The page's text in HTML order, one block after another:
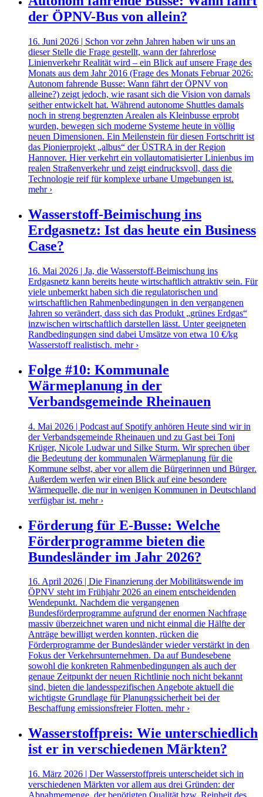
der ÖPNV-Bus von allein?
16. Juni 2026 | Schon vor zehn Jahren haben wir uns an
dieser Stelle die Frage gestellt, wann der fahrerlose
Linienverkehr Realität wird – ein Blick auf unsere Frage des
Monats aus dem Jahr 2016 (Frage des Monats Februar 2026:
Autonom fahrende Busse: Wann fährt der ÖPNV von
alleine?) zeigt jedoch, wie rasant sich die Vision von damals
seither entwickelt hat. Während autonome Shuttles damals
noch in streng begrenzten Arealen als Kleinbusse erprobt
wurden, bewegen sich moderne Systeme heute in völlig
neuen Dimensionen. Ein Meilenstein für diesen Fortschritt ist
das Pionierprojekt „albus“ der ÜSTRA in der Region
Hannover. Hier verkehrt ein vollautomatisierter Linienbus im
realen Straßenverkehr und zeigt eindrucksvoll, dass die
Technologie reif für komplexe urbane Umgebungen ist.
mehr ›
Wasserstoff-Beimischung ins
Erdgasnetz: Ist das heute ein Business
Case?
16. Mai 2026 | Ja, die Wasserstoff-Beimischung ins
Erdgasnetz kann bereits heute wirtschaftlich attraktiv sein. Für
viele unbemerkt haben sich die regulatorischen und
wirtschaftlichen Rahmenbedingungen in den vergangenen
Jahren so verändert, dass sich das Produkt „grünes Erdgas“
inzwischen wirtschaftlich darstellen lässt. Unter geeigneten
Randbedingungen sind dabei Umsätze von etwa 10 €/kg
Wasserstoff realistisch. mehr ›
Folge #10: Kommunale
Wärmeplanung in der
Verbandsgemeinde Rheinauen
4. Mai 2026 | Podcast auf Spotify anhören Heute sind wir in
der Verbandsgemeinde Rheinauen und zu Gast bei Toni
Krüger, Nicole Ludwar und Silke Sturm. Wir sprechen über
die Bedeutung der kommunalen Wärmeplanung für die
Kommune selbst, aber vor allem die Bürgerinnen und Bürger.
Außerdem werfen wir einen Blick auf eine besondere
Wärmequelle, die nur in wenigen Kommunen in Deutschland
verfügbar ist. mehr ›
Förderung für E-Busse: Welche
Förderprogramme bieten die
Bundesländer im Jahr 2026?
16. April 2026 | Die Finanzierung der Mobilitätswende im
ÖPNV steht im Frühjahr 2026 an einem entscheidenden
Wendepunkt. Nachdem die vergangenen
Bundesförderprogramme aufgrund der enormen Nachfrage
massiv überzeichnet waren und nicht einmal die Hälfte der
Anträge bewilligt werden konnten, rücken die
Förderprogramme der Bundesländer wieder verstärkt in den
Fokus der Verkehrsunternehmen. Da auf Bundesebene
sowohl die konkreten Rahmenbedingungen als auch der
genaue Zeitpunkt der neuen Richtlinie noch nicht bekannt
sind, bieten die landesspezifischen Angebote aktuell die
wichtigste Grundlage für Planungssicherheit bei der
Beschaffung emissionsfreier Flotten. mehr ›
Wasserstoffpreis: Wie unterschiedlich
ist er in verschiedenen Märkten?
16. März 2026 | Der Wasserstoffpreis unterscheidet sich in
verschiedenen Märkten vor allem aus drei Gründen: der